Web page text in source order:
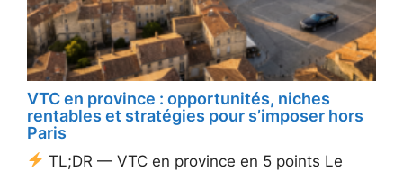
VTC en province : opportunités, niches
rentables et stratégies pour s’imposer hors
Paris
TL;DR — VTC en province en 5 points Le